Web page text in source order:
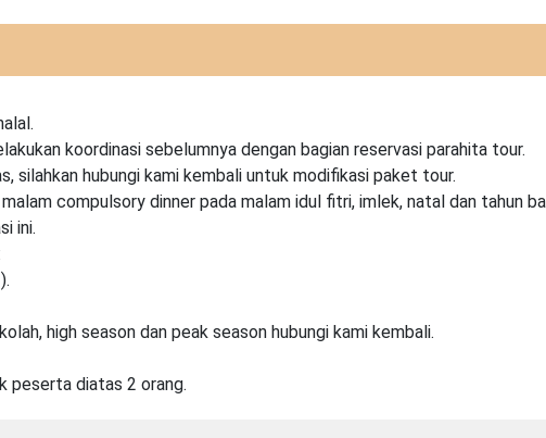
koordinasi sebelumnya dengan bagian reservasi parahita tour.
silahkan hubungi kami kembali untuk modifikasi paket tour.
compulsory dinner pada malam idul fitri, imlek, natal dan tahun
ini.
high season dan peak season hubungi kami kembali.
peserta diatas 2 orang.